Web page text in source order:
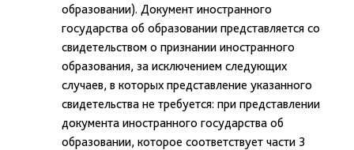
образовании). Документ иностранного
государства об образовании представляется со
свидетельством о признании иностранного
образования, за исключением следующих
случаев, в которых представление указанного
свидетельства не требуется: при представлении
документа иностранного государства об
образовании, которое соответствует части 3